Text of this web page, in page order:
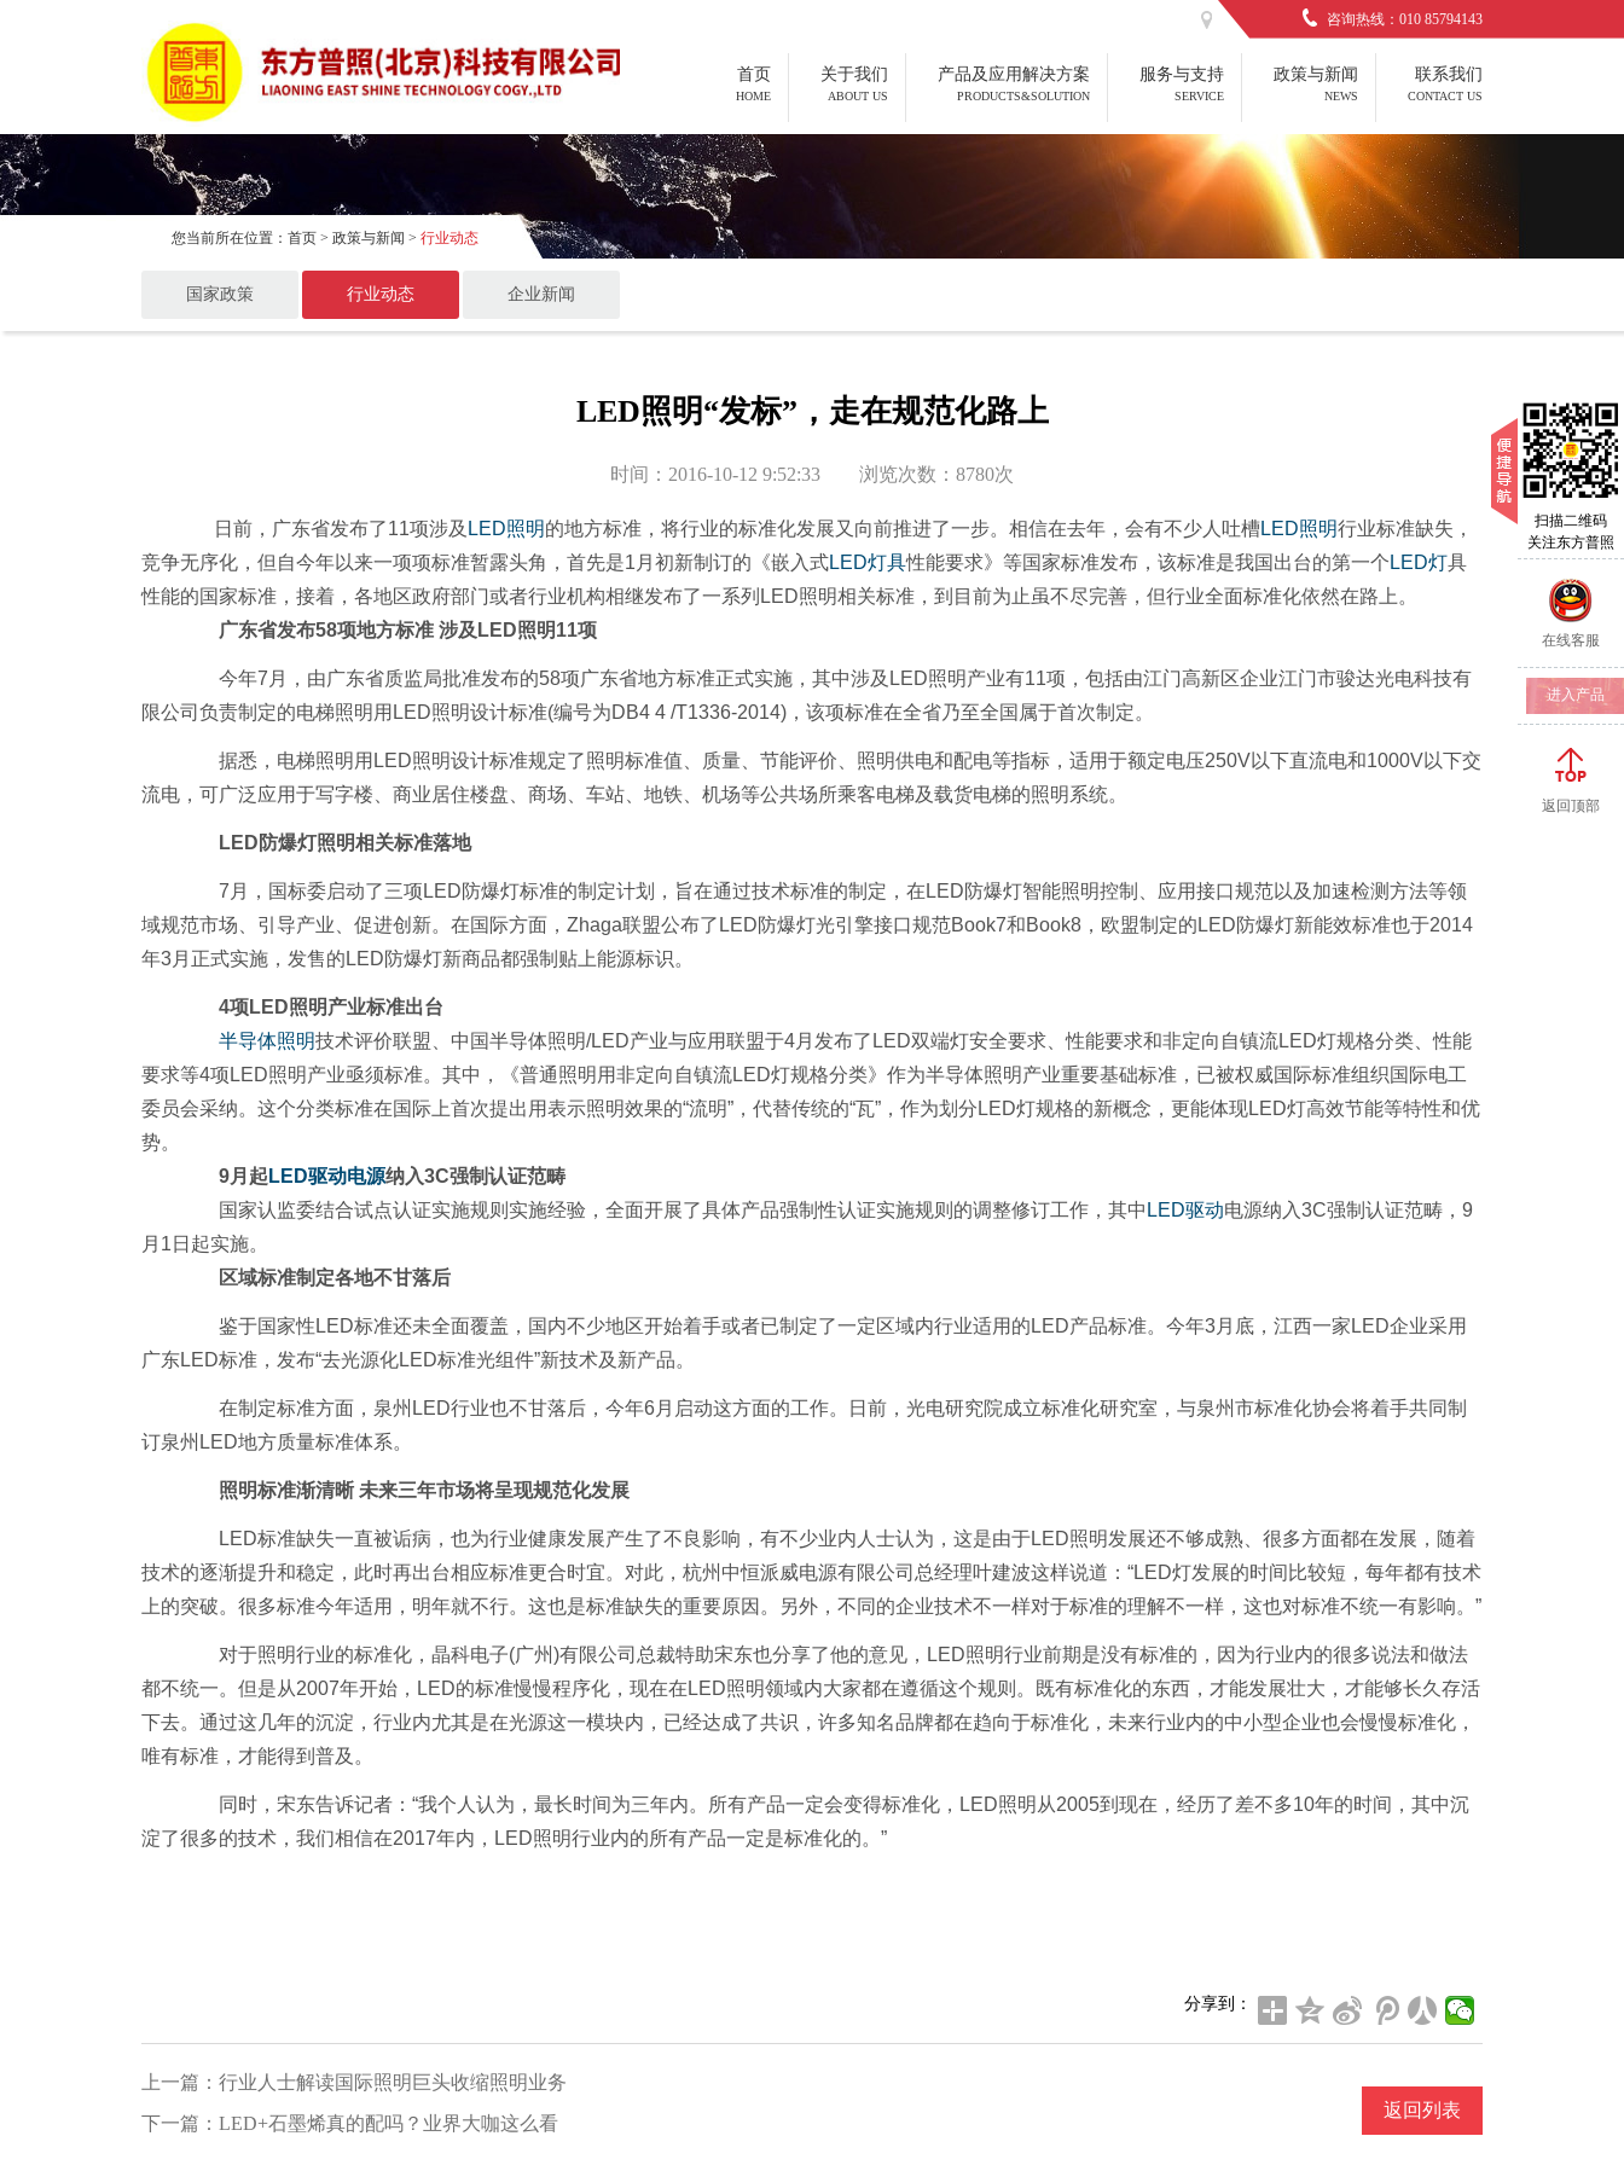
扫描二维码
关注东方普照
在线客服
进入产品
返回顶部
咨询热线：010 85794143
联系我们
CONTACT US
政策与新闻
NEWS
服务与支持
SERVICE
产品及应用解决方案
PRODUCTS&SOLUTION
关于我们
ABOUT US
首页
HOME
您当前所在位置： 首页 > 政策与新闻 > 行业动态
国家政策 行业动态 企业新闻
LED照明“发标”，走在规范化路上
时间：2016-10-12 9:52:33 浏览次数：8780次
日前，广东省发布了11项涉及 LED照明的地方标准，将行业的标准化发展又向前推进了一步。相信在去年，会有不少人吐槽LED照明行业标准缺失，
竞争无序化，但自今年以来一项项标准暂露头角，首先是1月初新制订的《嵌入式LED灯具性能要求》等国家标准发布，该标准是我国出台的第一个 LED灯具
性能的国家标准，接着，各地区政府部门或者行业机构相继发布了一系列LED照明相关标准，到目前为止虽不尽完善，但行业全面标准化依然在路上。
广东省发布58项地方标准 涉及LED照明11项
今年7月，由广东省质监局批准发布的58项广东省地方标准正式实施，其中涉及LED照明产业有11项，包括由江门高新区企业江门市骏达光电科技有
限公司负责制定的电梯照明用LED照明设计标准(编号为DB4 4 /T1336-2014)，该项标准在全省乃至全国属于首次制定。
据悉，电梯照明用LED照明设计标准规定了照明标准值、质量、节能评价、照明供电和配电等指标，适用于额定电压250V以下直流电和1000V以下交
流电，可广泛应用于写字楼、商业居住楼盘、商场、车站、地铁、机场等公共场所乘客电梯及载货电梯的照明系统。
LED防爆灯照明相关标准落地
7月，国标委启动了三项LED防爆灯标准的制定计划，旨在通过技术标准的制定，在LED防爆灯智能照明控制、应用接口规范以及加速检测方法等领
域规范市场、引导产业、促进创新。在国际方面，Zhaga联盟公布了LED防爆灯光引擎接口规范Book7和Book8，欧盟制定的LED防爆灯新能效标准也于2014
年3月正式实施，发售的LED防爆灯新商品都强制贴上能源标识。
4项LED照明产业标准出台
半导体照明技术评价联盟、中国半导体照明/LED产业与应用联盟于4月发布了LED双端灯安全要求、性能要求和非定向自镇流LED灯规格分类、性能
要求等4项LED照明产业亟须标准。其中，《普通照明用非定向自镇流LED灯规格分类》作为半导体照明产业重要基础标准，已被权威国际标准组织国际电工
委员会采纳。这个分类标准在国际上首次提出用表示照明效果的“流明”，代替传统的“瓦”，作为划分LED灯规格的新概念，更能体现LED灯高效节能等特性和优
势。
9月起 LED驱动电源纳入3C强制认证范畴
国家认监委结合试点认证实施规则实施经验，全面开展了具体产品强制性认证实施规则的调整修订工作，其中 LED驱动电源纳入3C强制认证范畴，9
月1日起实施。
区域标准制定各地不甘落后
鉴于国家性LED标准还未全面覆盖，国内不少地区开始着手或者已制定了一定区域内行业适用的LED产品标准。今年3月底，江西一家LED企业采用
广东LED标准，发布“去光源化LED标准光组件”新技术及新产品。
在制定标准方面，泉州LED行业也不甘落后，今年6月启动这方面的工作。日前，光电研究院成立标准化研究室，与泉州市标准化协会将着手共同制
订泉州LED地方质量标准体系。
照明标准渐清晰 未来三年市场将呈现规范化发展
LED标准缺失一直被诟病，也为行业健康发展产生了不良影响，有不少业内人士认为，这是由于LED照明发展还不够成熟、很多方面都在发展，随着
技术的逐渐提升和稳定，此时再出台相应标准更合时宜。对此，杭州中恒派威电源有限公司总经理叶建波这样说道：“LED灯发展的时间比较短，每年都有技术
上的突破。很多标准今年适用，明年就不行。这也是标准缺失的重要原因。另外，不同的企业技术不一样对于标准的理解不一样，这也对标准不统一有影响。”
对于照明行业的标准化，晶科电子(广州)有限公司总裁特助宋东也分享了他的意见，LED照明行业前期是没有标准的，因为行业内的很多说法和做法
都不统一。但是从2007年开始，LED的标准慢慢程序化，现在在LED照明领域内大家都在遵循这个规则。既有标准化的东西，才能发展壮大，才能够长久存活
下去。通过这几年的沉淀，行业内尤其是在光源这一模块内，已经达成了共识，许多知名品牌都在趋向于标准化，未来行业内的中小型企业也会慢慢标准化，
唯有标准，才能得到普及。
同时，宋东告诉记者：“我个人认为，最长时间为三年内。所有产品一定会变得标准化，LED照明从2005到现在，经历了差不多10年的时间，其中沉
淀了很多的技术，我们相信在2017年内，LED照明行业内的所有产品一定是标准化的。”
分享到：
上一篇：行业人士解读国际照明巨头收缩照明业务
下一篇：LED+石墨烯真的配吗？业界大咖这么看
返回列表